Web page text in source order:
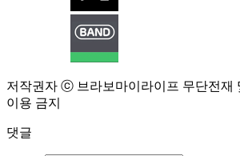
저작권자 ⓒ 브라보마이라이프 무단전재
이용 금지
댓글